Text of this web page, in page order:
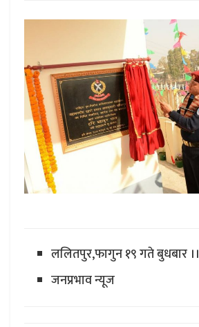
ललितपुर,फागुन १९ गते बुधबार ।।
जनप्रभाव न्यूज